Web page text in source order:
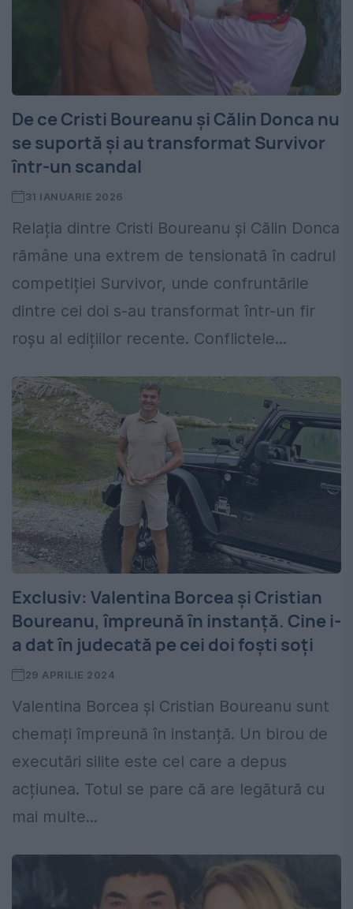
De ce Cristi Boureanu și Călin Donca nu
se suportă și au transformat Survivor
într-un scandal
31 IANUARIE 2026
Relația dintre Cristi Boureanu și Călin Donca
rămâne una extrem de tensionată în cadrul
competiției Survivor, unde confruntările
dintre cei doi s-au transformat într-un fir
roșu al edițiilor recente. Conflictele...
Exclusiv: Valentina Borcea și Cristian
Boureanu, împreună în instanță. Cine i-
a dat în judecată pe cei doi foști soți
29 APRILIE 2024
Valentina Borcea și Cristian Boureanu sunt
chemați împreună în instanță. Un birou de
executări silite este cel care a depus
acțiunea. Totul se pare că are legătură cu
mai multe...